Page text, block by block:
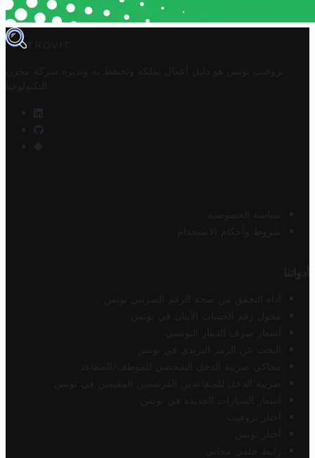
TROVIT
تروفيت تونس هو دليل أعمال تملكه وتحتفظ به وتديره
شركة مخزن
التكنولوجيا
سياسة الخصوصية
شروط وأحكام الاستخدام
أدواتنا
أداة التحقق من صحة الرقم الضريبي تونس
محول رقم الحساب الآيبان في تونس
أسعار صرف الدينار التونسي
البحث عن الرمز البريدي في تونس
محاكي ضريبة الدخل الشخصي للموظف/المتقاعد
ضريبة الدخل للمتقاعدين الفرنسيين المقيمين في تونس
أسعار السيارات الجديدة في تونس
أخبار تروفيت
أخبار تونس
رابط خلفي مجاني